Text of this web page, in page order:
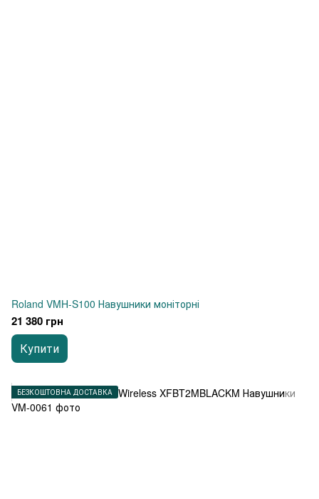
Roland VMH-S100 Навушники моніторні
21 380 грн
Купити
БЕЗКОШТОВНА ДОСТАВКА